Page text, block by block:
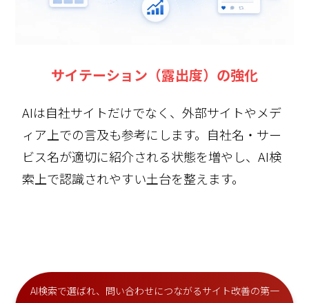
サイテーション（露出度）の強化
AIは自社サイトだけでなく、外部サイトやメデ
ィア上での言及も参考にします。自社名・サー
ビス名が適切に紹介される状態を増やし、AI検
索上で認識されやすい土台を整えます。
AI検索で選ばれ、問い合わせにつながるサイト改善の第一